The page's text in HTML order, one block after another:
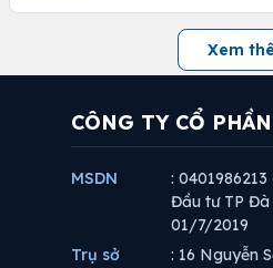
Xem
CÔNG TY CỔ
MSDN
:
Đầu tư TP
01/7/2019
Trụ sở
: 16 Nguyễn